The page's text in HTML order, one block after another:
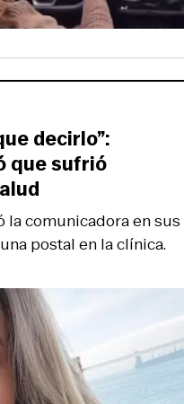
la comunicadora en sus
postal en la clínica.
decirlo”:
que sufrió